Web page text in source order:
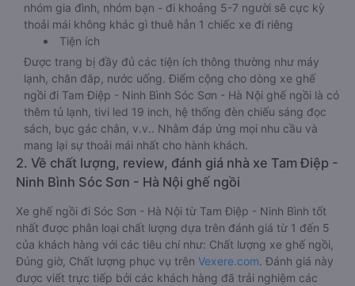
nhóm gia đình, nhóm bạn - đi khoảng 5-7 người sẽ cực kỳ
thoải mái không khác gì thuê hẳn 1 chiếc xe đi riêng
Tiện ích
Được trang bị đầy đủ các tiện ích thông thường như máy
lạnh, chăn đắp, nước uống. Điểm cộng cho dòng xe ghế
ngồi đi Tam Điệp - Ninh Bình Sóc Sơn - Hà Nội ghế ngồi là có
thêm tủ lạnh, tivi led 19 inch, hệ thống đèn chiếu sáng đọc
sách, bục gác chân, v.v.. Nhằm đáp ứng mọi nhu cầu và
mang lại sự thoải mái nhất cho hành khách.
2. Về chất lượng, review, đánh giá nhà xe Tam Điệp -
Ninh Bình Sóc Sơn - Hà Nội ghế ngồi
Xe ghế ngồi đi Sóc Sơn - Hà Nội từ Tam Điệp - Ninh Bình tốt
nhất được phân loại chất lượng dựa trên đánh giá từ 1 đến 5
của khách hàng với các tiêu chí như: Chất lượng xe ghế ngồi,
Đúng giờ, Chất lượng phục vụ trên Vexere.com. Đánh giá này
được viết trực tiếp bởi các khách hàng đã trải nghiệm các